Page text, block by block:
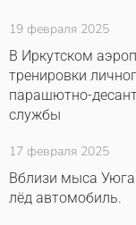
19 февраля 2025
В Иркутском
тренировки
парашютно-
службы
17 февраля 2025
Вблизи мыса
лёд автомобиль.